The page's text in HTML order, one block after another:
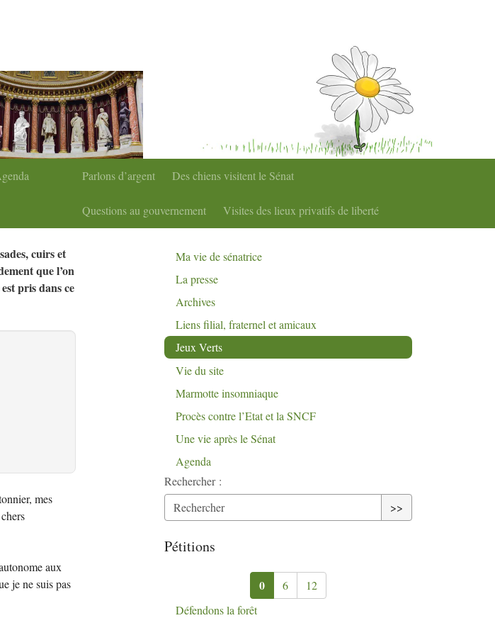
Parlons d’argent Des chiens visitent le Sénat
Questions au gouvernement Visites des lieux privatifs de liberté
cuirs et
que l’on
pris dans ce
mes
aux
je ne suis pas
Ma vie de sénatrice
La presse
Archives
Liens filial, fraternel et amicaux
Jeux Verts
Vie du site
Marmotte insomniaque
Procès contre l’Etat et la SNCF
Une vie après le Sénat
Agenda
Rechercher :
>>
Pétitions
0 6
12
Défendons la forêt